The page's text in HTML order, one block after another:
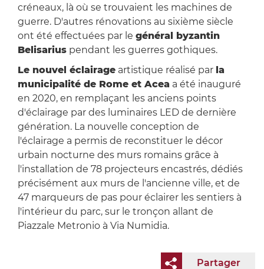
créneaux, là où se trouvaient les machines de
guerre. D'autres rénovations au sixième siècle
ont été effectuées par le général byzantin
Belisariuspendant les guerres gothiques.
Le nouvel éclairageartistique réalisé par la
municipalité de Rome et Acea a été inauguré
en 2020, en remplaçant les anciens points
d'éclairage par des luminaires LED de dernière
génération. La nouvelle conception de
l'éclairage a permis de reconstituer le décor
urbain nocturne des murs romains grâce à
l'installation de 78 projecteurs encastrés, dédiés
précisément aux murs de l'ancienne ville, et de
47 marqueurs de pas pour éclairer les sentiers à
l'intérieur du parc, sur le tronçon allant de
Piazzale Metronio à Via Numidia.
Partager